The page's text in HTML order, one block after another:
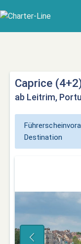
Caprice
ab Leitrim,
Destination